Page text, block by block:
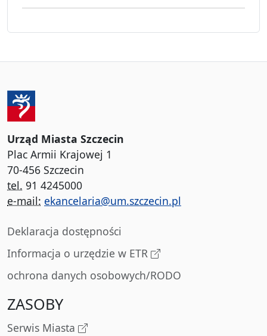
Urząd Miasta Szczecin
Plac Armii Krajowej 1
70-456 Szczecin
tel. 91 4245000
e-mail: ekancelaria@um.szczecin.pl
Deklaracja dostępności
Informacja o urzędzie w ETR
ochrona danych osobowych/RODO
ZASOBY
Serwis Miasta